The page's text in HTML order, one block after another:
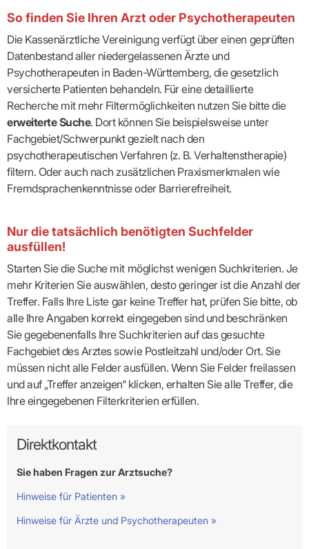
So finden Sie Ihren Arzt oder Psychotherapeuten
Die Kassenärztliche Vereinigung verfügt über einen geprüften
Datenbestand aller niedergelassenen Ärzte und
Psychotherapeuten in Baden-Württemberg, die gesetzlich
versicherte Patienten behandeln. Für eine detaillierte
Recherche mit mehr Filtermöglichkeiten nutzen Sie bitte die
erweiterte Suche. Dort können Sie beispielsweise unter
Fachgebiet/Schwerpunkt gezielt nach den
psychotherapeutischen Verfahren (z. B. Verhaltenstherapie)
filtern. Oder auch nach zusätzlichen Praxismerkmalen wie
Fremdsprachenkenntnisse oder Barrierefreiheit.
Nur die tatsächlich benötigten Suchfelder
ausfüllen!
Starten Sie die Suche mit möglichst wenigen Suchkriterien. Je
mehr Kriterien Sie auswählen, desto geringer ist die Anzahl der
Treffer. Falls Ihre Liste gar keine Treffer hat, prüfen Sie bitte, ob
alle Ihre Angaben korrekt eingegeben sind und beschränken
Sie gegebenenfalls Ihre Suchkriterien auf das gesuchte
Fachgebiet des Arztes sowie Postleitzahl und/oder Ort. Sie
müssen nicht alle Felder ausfüllen. Wenn Sie Felder freilassen
und auf „Treffer anzeigen“ klicken, erhalten Sie alle Treffer, die
Ihre eingegebenen Filterkriterien erfüllen.
Direktkontakt
Sie haben Fragen zur Arztsuche?
Hinweise für Patienten »
Hinweise für Ärzte und Psychotherapeuten »